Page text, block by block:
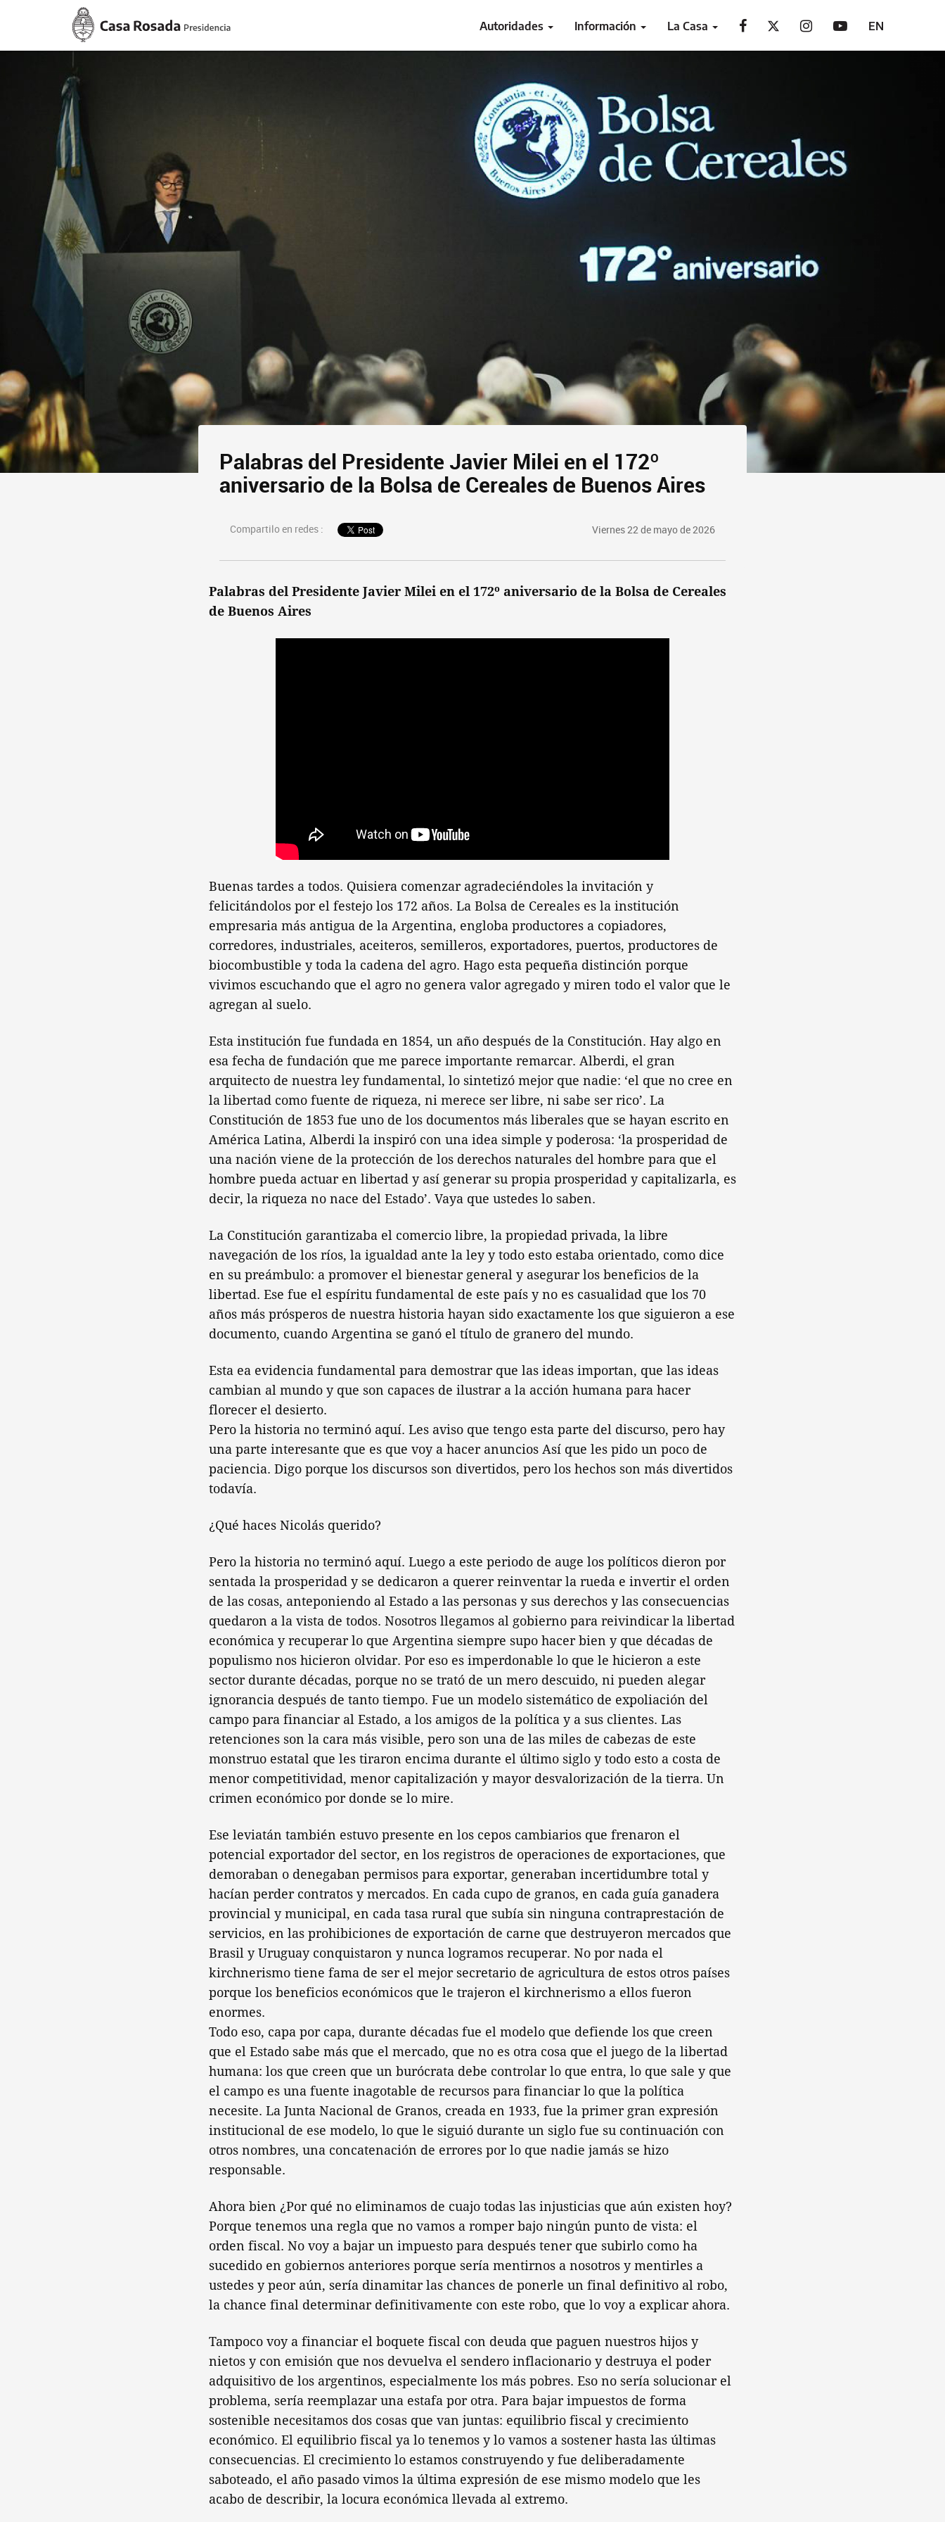
Casa
Rosada
Presidencia
de
Autoridades Información La Casa EN
Palabras del Presidente Javier Milei en el 172º
aniversario de la Bolsa de Cereales de Buenos Aires
Compartilo en redes : Viernes 22 de mayo de 2026
Palabras del Presidente Javier Milei en el 172º aniversario de la Bolsa de Cereales
de Buenos Aires
Buenas tardes a todos. Quisiera comenzar agradeciéndoles la invitación y
felicitándolos por el festejo los 172 años. La Bolsa de Cereales es la institución
empresaria más antigua de la Argentina, engloba productores a copiadores,
corredores, industriales, aceiteros, semilleros, exportadores, puertos, productores de
biocombustible y toda la cadena del agro. Hago esta pequeña distinción porque
vivimos escuchando que el agro no genera valor agregado y miren todo el valor que le
agregan al suelo.
Esta institución fue fundada en 1854, un año después de la Constitución. Hay algo en
esa fecha de fundación que me parece importante remarcar. Alberdi, el gran
arquitecto de nuestra ley fundamental, lo sintetizó mejor que nadie: ‘el que no cree en
la libertad como fuente de riqueza, ni merece ser libre, ni sabe ser rico’. La
Constitución de 1853 fue uno de los documentos más liberales que se hayan escrito en
América Latina, Alberdi la inspiró con una idea simple y poderosa: ‘la prosperidad de
una nación viene de la protección de los derechos naturales del hombre para que el
hombre pueda actuar en libertad y así generar su propia prosperidad y capitalizarla, es
decir, la riqueza no nace del Estado’. Vaya que ustedes lo saben.
La Constitución garantizaba el comercio libre, la propiedad privada, la libre
navegación de los ríos, la igualdad ante la ley y todo esto estaba orientado, como dice
en su preámbulo: a promover el bienestar general y asegurar los beneficios de la
libertad. Ese fue el espíritu fundamental de este país y no es casualidad que los 70
años más prósperos de nuestra historia hayan sido exactamente los que siguieron a ese
documento, cuando Argentina se ganó el título de granero del mundo.
Esta ea evidencia fundamental para demostrar que las ideas importan, que las ideas
cambian al mundo y que son capaces de ilustrar a la acción humana para hacer
florecer el desierto.
Pero la historia no terminó aquí. Les aviso que tengo esta parte del discurso, pero hay
una parte interesante que es que voy a hacer anuncios Así que les pido un poco de
paciencia. Digo porque los discursos son divertidos, pero los hechos son más divertidos
todavía.
¿Qué haces Nicolás querido?
Pero la historia no terminó aquí. Luego a este periodo de auge los políticos dieron por
sentada la prosperidad y se dedicaron a querer reinventar la rueda e invertir el orden
de las cosas, anteponiendo al Estado a las personas y sus derechos y las consecuencias
quedaron a la vista de todos. Nosotros llegamos al gobierno para reivindicar la libertad
económica y recuperar lo que Argentina siempre supo hacer bien y que décadas de
populismo nos hicieron olvidar. Por eso es imperdonable lo que le hicieron a este
sector durante décadas, porque no se trató de un mero descuido, ni pueden alegar
ignorancia después de tanto tiempo. Fue un modelo sistemático de expoliación del
campo para financiar al Estado, a los amigos de la política y a sus clientes. Las
retenciones son la cara más visible, pero son una de las miles de cabezas de este
monstruo estatal que les tiraron encima durante el último siglo y todo esto a costa de
menor competitividad, menor capitalización y mayor desvalorización de la tierra. Un
crimen económico por donde se lo mire.
Ese leviatán también estuvo presente en los cepos cambiarios que frenaron el
potencial exportador del sector, en los registros de operaciones de exportaciones, que
demoraban o denegaban permisos para exportar, generaban incertidumbre total y
hacían perder contratos y mercados. En cada cupo de granos, en cada guía ganadera
provincial y municipal, en cada tasa rural que subía sin ninguna contraprestación de
servicios, en las prohibiciones de exportación de carne que destruyeron mercados que
Brasil y Uruguay conquistaron y nunca logramos recuperar. No por nada el
kirchnerismo tiene fama de ser el mejor secretario de agricultura de estos otros países
porque los beneficios económicos que le trajeron el kirchnerismo a ellos fueron
enormes.
Todo eso, capa por capa, durante décadas fue el modelo que defiende los que creen
que el Estado sabe más que el mercado, que no es otra cosa que el juego de la libertad
humana: los que creen que un burócrata debe controlar lo que entra, lo que sale y que
el campo es una fuente inagotable de recursos para financiar lo que la política
necesite. La Junta Nacional de Granos, creada en 1933, fue la primer gran expresión
institucional de ese modelo, lo que le siguió durante un siglo fue su continuación con
otros nombres, una concatenación de errores por lo que nadie jamás se hizo
responsable.
Ahora bien ¿Por qué no eliminamos de cuajo todas las injusticias que aún existen hoy?
Porque tenemos una regla que no vamos a romper bajo ningún punto de vista: el
orden fiscal. No voy a bajar un impuesto para después tener que subirlo como ha
sucedido en gobiernos anteriores porque sería mentirnos a nosotros y mentirles a
ustedes y peor aún, sería dinamitar las chances de ponerle un final definitivo al robo,
la chance final determinar definitivamente con este robo, que lo voy a explicar ahora.
Tampoco voy a financiar el boquete fiscal con deuda que paguen nuestros hijos y
nietos y con emisión que nos devuelva el sendero inflacionario y destruya el poder
adquisitivo de los argentinos, especialmente los más pobres. Eso no sería solucionar el
problema, sería reemplazar una estafa por otra. Para bajar impuestos de forma
sostenible necesitamos dos cosas que van juntas: equilibrio fiscal y crecimiento
económico. El equilibrio fiscal ya lo tenemos y lo vamos a sostener hasta las últimas
consecuencias. El crecimiento lo estamos construyendo y fue deliberadamente
saboteado, el año pasado vimos la última expresión de ese mismo modelo que les
acabo de describir, la locura económica llevada al extremo.